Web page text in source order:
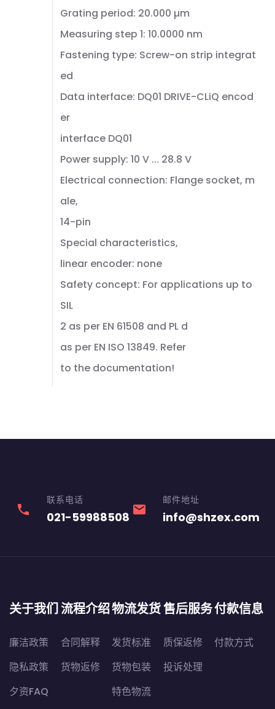
Grating period: 20.000 µm
Measuring step 1: 10.0000 nm
Fastening type: Screw-on strip integrat
ed
Data interface: DQ01 DRIVE-CLiQ encod
er
interface DQ01
Power supply: 10 V ... 28.8 V
Electrical connection: Flange socket, m
ale,
14-pin
Special characteristics,
linear encoder: none
Safety concept: For applications up to
SIL
2 as per EN 61508 and PL d
as per EN ISO 13849. Refer
to the documentation!
phone
联系电话
021-59988508 email
邮件地址
info@shzex.com
关于我们
廉洁政策
隐私政策
夕资FAQ
流程介绍
合同解释
货物返修
物流发货
发货标准
货物包装
特色物流
售后服务
质保返修
投诉处理
付款信息
付款方式